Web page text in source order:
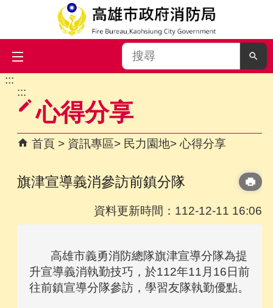
跳到主要內容區塊
搜
尋
:::
:::
心得分享
首頁 資訊專區 民力園地 心得分享
旗津宣導義消參訪前鎮分隊
資料更新時間：112-12-11 16:06
高雄市義勇消防總隊旗津宣導分隊為提
升宣導義消執勤技巧，於112年11月16日前
往前鎮宣導分隊參訪，學習友隊執勤優點。